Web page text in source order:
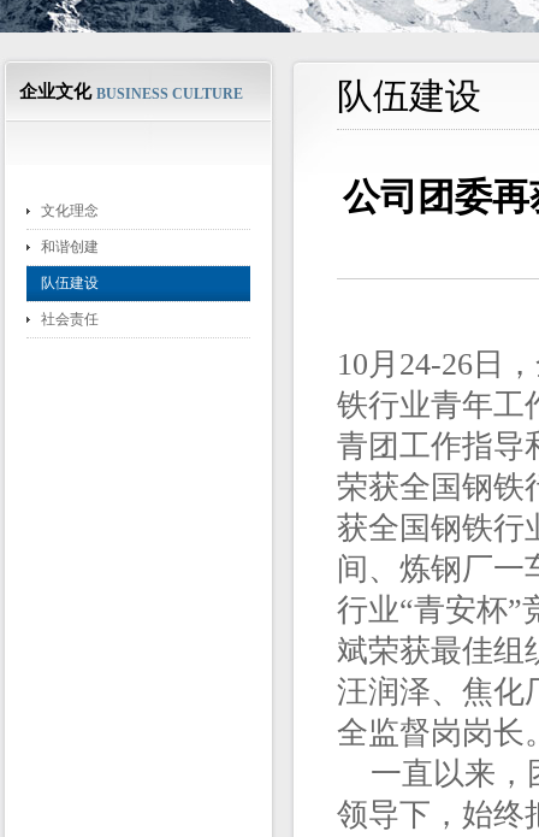
企业文化 BUSINESS CULTURE
文化理念
和谐创建
队伍建设
社会责任
队伍建设
公司团委
10月24-26日
铁行业青年工
青团工作指导
荣获全国钢铁
获全国钢铁行
间、炼钢厂一
行业“青安杯”
斌荣获最佳组
汪润泽、焦化
全监督岗岗长
一直以来，
领导下，始终